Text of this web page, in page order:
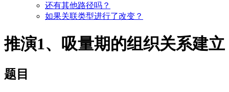
还有其他路径吗？
如果关联类型进行了改变？
推演1、吸量期的组织关系建立
题目